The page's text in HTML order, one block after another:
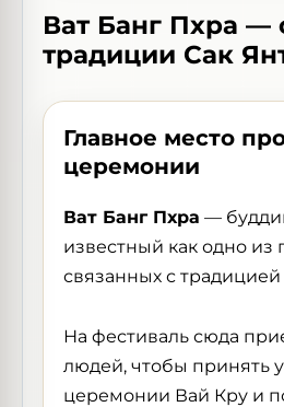
Ват Банг Пхра —
традиции Сак
Главное место
церемонии
Ват Банг Пхра —
известный как одно из
связанных с традицией
На фестиваль сюда
людей, чтобы принять
церемонии Вай Кру и